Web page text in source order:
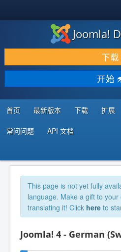
下载 & 扩展
发现 & 学习
社区 & 支持
开发者资源
Joomla!
下载
开始
首页 最新版本 下载 扩展
常问问题 API 文档
This page is not yet fully
language. Make a gift to
translating it! Click here to
Joomla! 4 - German